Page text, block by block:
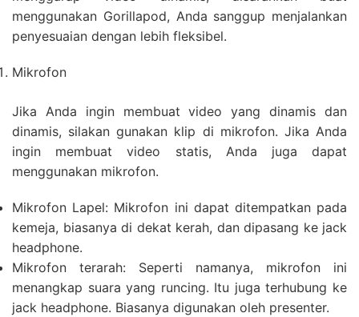
menggunakan Gorillapod, Anda sanggup menjalankan
penyesuaian dengan lebih fleksibel.
Mikrofon
Jika Anda ingin membuat video yang dinamis dan
dinamis, silakan gunakan klip di mikrofon. Jika Anda
ingin membuat video statis, Anda juga dapat
menggunakan mikrofon.
Mikrofon Lapel: Mikrofon ini dapat ditempatkan pada
kemeja, biasanya di dekat kerah, dan dipasang ke jack
headphone.
Mikrofon terarah: Seperti namanya, mikrofon ini
menangkap suara yang runcing. Itu juga terhubung ke
jack headphone. Biasanya digunakan oleh presenter.